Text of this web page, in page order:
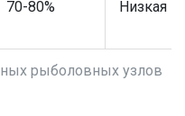
рыболовных узлов
70-80% Низкая